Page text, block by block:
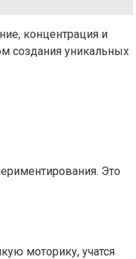
концентрация и
создания уникальных
Это
моторику, учатся